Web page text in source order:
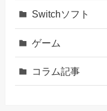
Switchソフト
ゲーム
コラム記事